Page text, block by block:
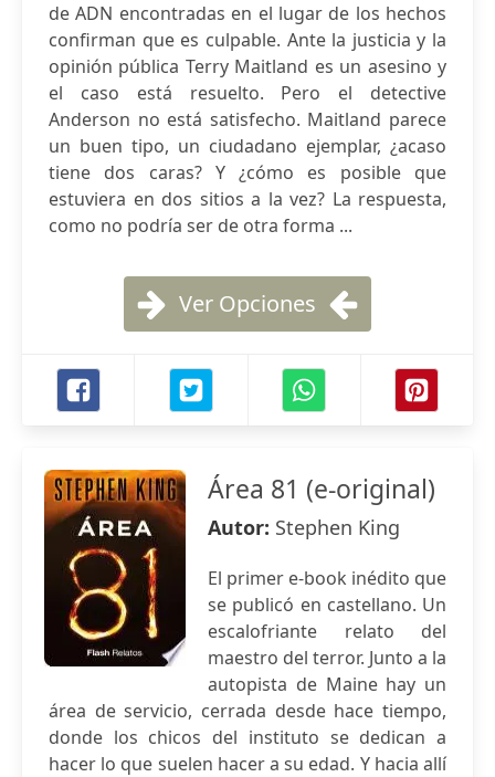
de ADN encontradas en el lugar de los hechos
confirman que es culpable. Ante la justicia y la
opinión pública Terry Maitland es un asesino y
el caso está resuelto. Pero el detective
Anderson no está satisfecho. Maitland parece
un buen tipo, un ciudadano ejemplar, ¿acaso
tiene dos caras? Y ¿cómo es posible que
estuviera en dos sitios a la vez? La respuesta,
como no podría ser de otra forma ...
Ver Opciones
Área 81 (e-original)
Autor: Stephen King
El primer e-book inédito que
se publicó en castellano. Un
escalofriante relato del
maestro del terror. Junto a la
autopista de Maine hay un
área de servicio, cerrada desde hace tiempo,
donde los chicos del instituto se dedican a
hacer lo que suelen hacer a su edad. Y hacia allí